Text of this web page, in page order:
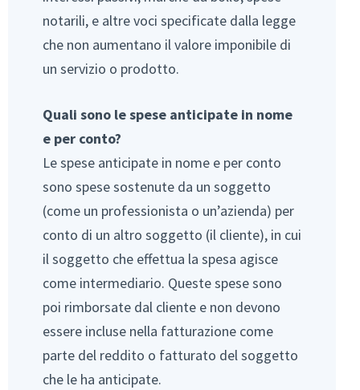
notarili, e altre voci specificate dalla legge
che non aumentano il valore imponibile di
un servizio o prodotto.
Quali sono le spese anticipate in nome
e per conto?
Le spese anticipate in nome e per conto
sono spese sostenute da un soggetto
(come un professionista o un’azienda) per
conto di un altro soggetto (il cliente), in cui
il soggetto che effettua la spesa agisce
come intermediario. Queste spese sono
poi rimborsate dal cliente e non devono
essere incluse nella fatturazione come
parte del reddito o fatturato del soggetto
che le ha anticipate.